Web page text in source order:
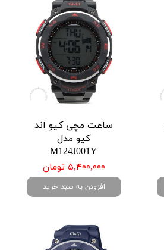
ساعت مچی کیو اند
کیو مدل
M124J001Y
۵,۴۰۰,۰۰۰ تومان
افزودن به سبد خرید